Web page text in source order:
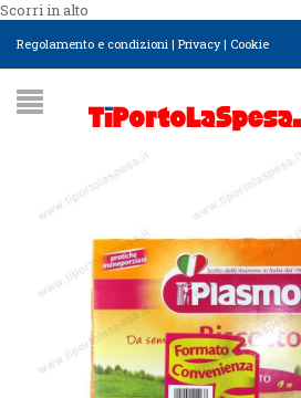
Scorri in alto
Regolamento e condizioni | Privacy| Cookie